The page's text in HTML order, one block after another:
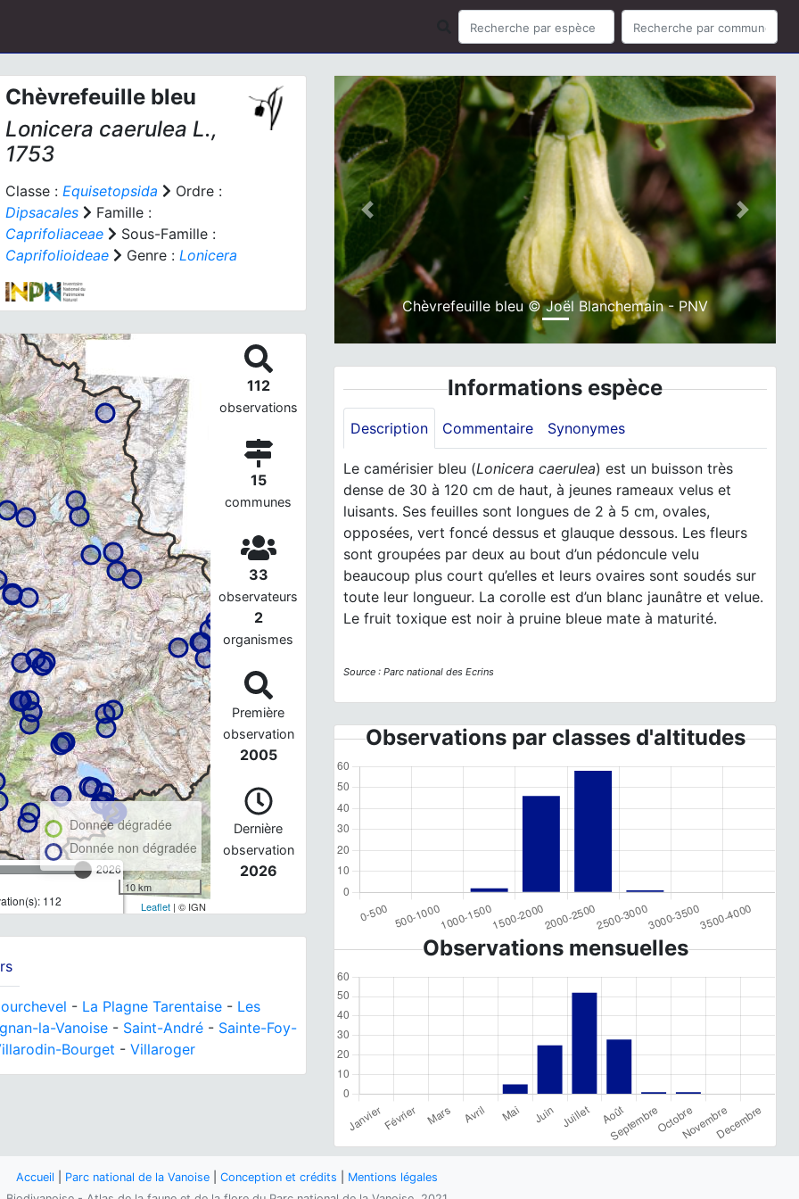
Chèvrefeuille bleu
Lonicera caerulea L.,
1753
Classe : Equisetopsida
Ordre :
Dipsacales
Famille :
Caprifoliaceae
Sous-Famille :
Caprifolioideae
Genre : Lonicera
2026
112
Donnée dégradée
Donnée non dégradée
10 km
Leaflet| © IGN
112
observations
15
communes
33
observateurs
2
organismes
Première
observation
2005
Dernière
observation
2026
- La Plagne Tarentaise - Les
la-Vanoise - Saint-André - Sainte-Foy-
Bourget - Villaroger
Chèvrefeuille bleu © Joël Blanchemain - PNV
Previous Next
Informations espèce
Description Commentaire Synonymes
Le camérisier bleu (Lonicera caerulea) est un buisson très
dense de 30 à 120 cm de haut, à jeunes rameaux velus et
luisants. Ses feuilles sont longues de 2 à 5 cm, ovales,
opposées, vert foncé dessus et glauque dessous. Les fleurs
sont groupées par deux au bout d’un pédoncule velu
beaucoup plus court qu’elles et leurs ovaires sont soudés sur
toute leur longueur. La corolle est d’un blanc jaunâtre et velue.
Le fruit toxique est noir à pruine bleue mate à maturité.
Source : Parc national des Ecrins
Observations par classes d'altitudes
Observations mensuelles
Accueil Parc national de la Vanoise| Conception et crédits
Mentions légales